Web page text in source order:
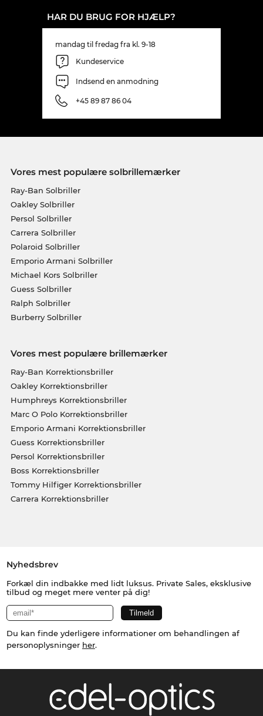
HAR DU BRUG FOR HJÆLP?
mandag til fredag fra kl. 9-18
Kundeservice
Indsend en anmodning
+45 89 87 86 04
Vores mest populære solbrillemærker
Ray-Ban Solbriller
Oakley Solbriller
Persol Solbriller
Carrera Solbriller
Polaroid Solbriller
Emporio Armani Solbriller
Michael Kors Solbriller
Guess Solbriller
Ralph Solbriller
Burberry Solbriller
Vores mest populære brillemærker
Ray-Ban Korrektionsbriller
Oakley Korrektionsbriller
Humphreys Korrektionsbriller
Marc O Polo Korrektionsbriller
Emporio Armani Korrektionsbriller
Guess Korrektionsbriller
Persol Korrektionsbriller
Boss Korrektionsbriller
Tommy Hilfiger Korrektionsbriller
Carrera Korrektionsbriller
Nyhedsbrev
Forkæl din indbakke med lidt luksus. Private Sales, eksklusive
tilbud og meget mere venter på dig!
Du kan finde yderligere informationer om behandlingen af
personoplysninger her.